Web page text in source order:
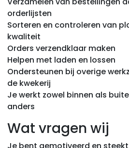
orderlijsten
Sorteren en controleren van
kwaliteit
Orders verzendklaar maken
Helpen met laden en lossen
Ondersteunen bij overige
de kwekerij
Je werkt zowel binnen als
anders
Wat vragen wij
Je bent gemotiveerd en